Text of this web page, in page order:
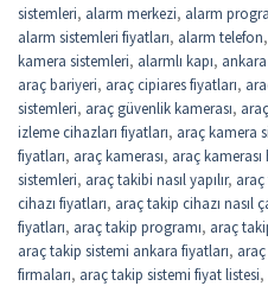
sistemleri, alarm merkezi, alarm
alarm sistemleri fiyatları, alarm telefon,
kamera sistemleri, alarmlı kapı,
araç bariyeri, araç cipiares fiyatları,
sistemleri, araç güvenlik kamerası,
izleme cihazları fiyatları, araç kamera
fiyatları, araç kamerası, araç
sistemleri, araç takibi nasıl yapılır,
cihazı fiyatları, araç takip cihazı nasıl
fiyatları, araç takip programı, araç
araç takip sistemi ankara fiyatları,
firmaları, araç takip sistemi fiyat listesi,